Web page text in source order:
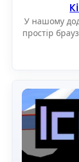
У нашому
простір
по екрану.